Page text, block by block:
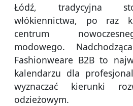
Łódź, tradycyjna
włókiennictwa, po raz
centrum
modowego.
Fashionweare B2B to
kalendarzu dla
wyznaczać kierunki
odzieżowym.